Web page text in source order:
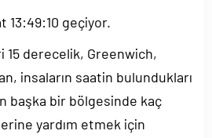
13:49:10 geçiyor.
15 derecelik, Greenwich,
insaların saatin bulundukları
başka bir bölgesinde kaç
yardım etmek için